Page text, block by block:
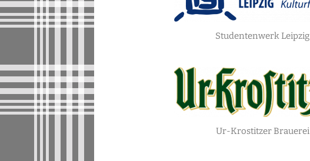
Studentenwerk Leipzig
Ur-Krostitzer Brauerei